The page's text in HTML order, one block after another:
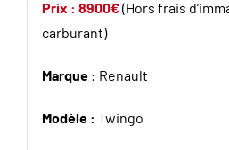
Prix : 8900€(Hors frais
carburant)
Marque : Renault
Modèle : Twingo